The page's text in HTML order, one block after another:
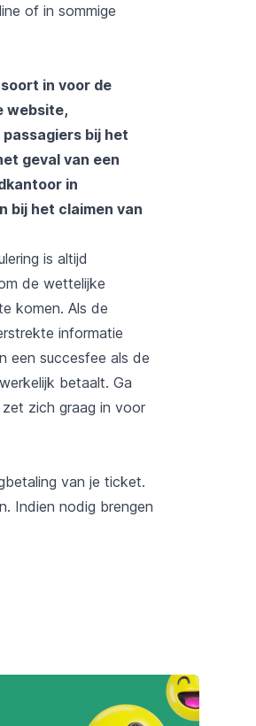
of in sommige
in voor de
website,
bij het
geval van een
in
bij het claimen van
is altijd
de wettelijke
komen. Als de
informatie
een succesfee als de
betaalt. Ga
zich graag in voor
van je ticket.
Indien nodig brengen